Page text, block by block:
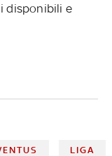
disponibili e
LIGA